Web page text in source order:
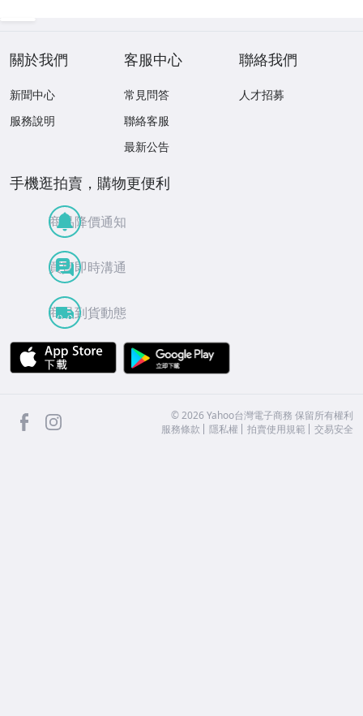
關於我們
新聞中心
服務說明
客服中心
常見問答
聯絡客服
最新公告
聯絡我們
人才招募
手機逛拍賣，購物更便利
商品降價通知
買賣即時溝通
商品到貨動態
APP Store
facebook ©2026 Yahoo台灣電子商務 保留所有權利
服務條款
隱私權 拍賣使用規範 交易安全